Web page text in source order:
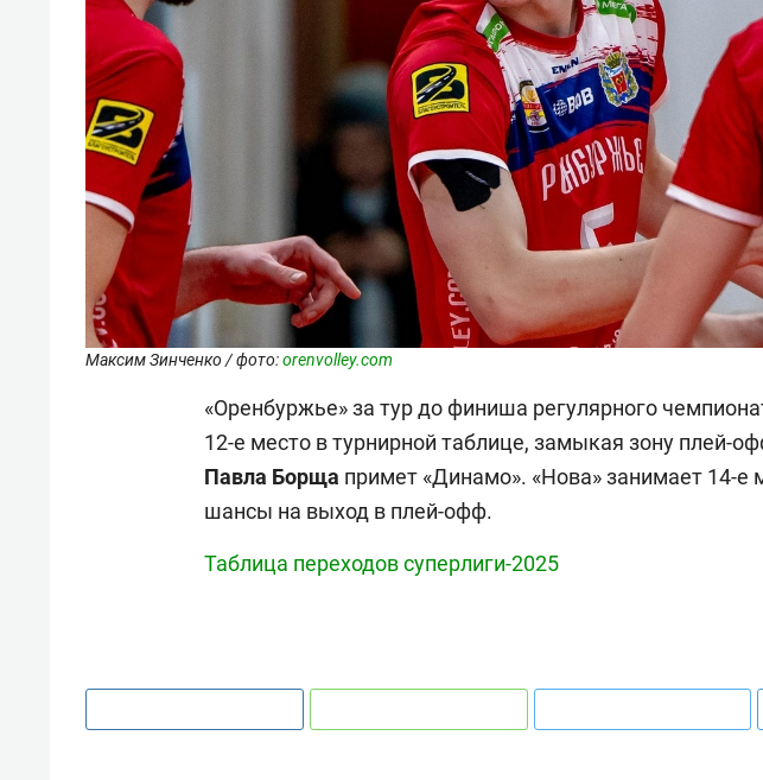
Максим Зинченко / фото:orenvolley.com
«Оренбуржье» за тур до финиша регулярного
12-е место в турнирной таблице, замыкая зону плей-
Павла Борща примет «Динамо». «Нова» занимает 14-е
шансы на выход в плей-офф.
Таблица переходов суперлиги-2025